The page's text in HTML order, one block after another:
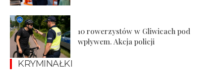
10 rowerzystów w Gliwicach pod
wpływem. Akcja policji
KRYMINAŁKI